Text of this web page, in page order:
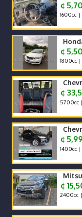
¢
1600cc |
¢
1800cc
¢
5700cc
¢
1400cc |
¢
2400cc